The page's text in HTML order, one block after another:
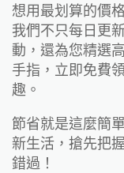
想用最划算的價
我們不只每日更
動，還為您精選
手指，立即免費
趣。
節省就是這麼簡
新生活，搶先把
錯過！